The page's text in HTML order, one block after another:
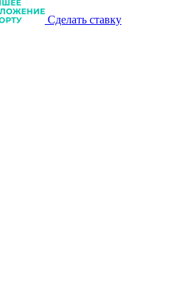
Сделать ставку